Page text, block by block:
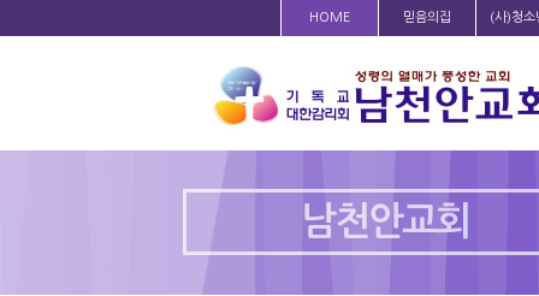
HOME 믿음의집 (사)청소
남천안교회